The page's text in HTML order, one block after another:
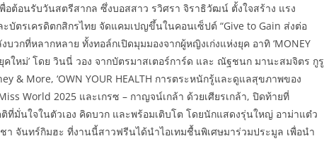
พื่อต้อนรับวันสตรีสากล ซึ่งบอสสาว รวิศรา จิราธิวัฒน์ ตั้งใจสร้าง แรง
บัตรเครดิตกสิกรไทย จัดแคมเปญขึ้นในคอนเซ็ปต์ “Give to Gain ส่งต่อ
วกที่หลากหลาย ทั้งทอล์กเปิดมุมมองจากผู้หญิงเก่งแห่งยุค อาทิ ‘MONEY
ยุคใหม่’ โดย วินนี่ วอง จากบัตรมาสเตอร์การ์ด และ ณัฐชนก มานะสมจิตร กูรู
& More, ‘OWN YOUR HEALTH การตระหนักรู้และดูแลสุขภาพของ
World 2025 และเกรซ – กาญจน์เกล้า ด้วยเศียรเกล้า, ปิดท้ายที่
คติที่มั่นใจในตัวเอง คิดบวก และพร้อมเติบโต โดยนักแสดงรุ่นใหญ่ อาม่าแต๋ว
า จันทร์กิมฮะ ที่งานนี้สาวฟรีนได้นำไอเทมชื้นพิเศษมาร่วมประมูล เพื่อนำ